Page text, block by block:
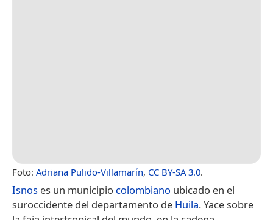
Foto: Adriana Pulido-Villamarín, CC BY-SA 3.0.
Isnos es un municipio colombiano ubicado en el
suroccidente del departamento de Huila. Yace sobre